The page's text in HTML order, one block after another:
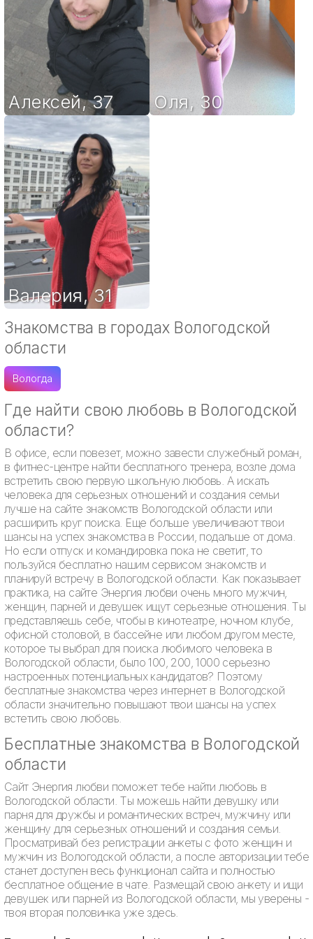
Алексей,37 Оля, 30
Валерия,31
Знакомства в городах Вологодской
области
Вологда
Где найти свою любовь в Вологодской
области?
В офисе, если повезет, можно завести служебный роман,
в фитнес-центре найти бесплатного тренера, возле дома
встретить свою первую школьную любовь. А искать
человека для серьезных отношений и создания семьи
лучше на сайте знакомств Вологодской области или
расширить круг поиска. Еще больше увеличивают твои
шансы на успех знакомства в России, подальше от дома.
Но если отпуск и командировка пока не светит, то
пользуйся бесплатно нашим сервисом знакомств и
планируй встречу в Вологодской области. Как показывает
практика, на сайте Энергия любви очень много мужчин,
женщин, парней и девушек ищут серьезные отношения. Ты
представляешь себе, чтобы в кинотеатре, ночном клубе,
офисной столовой, в бассейне или любом другом месте,
которое ты выбрал для поиска любимого человека в
Вологодской области, было 100, 200, 1000 серьезно
настроенных потенциальных кандидатов? Поэтому
бесплатные знакомства через интернет в Вологодской
области значительно повышают твои шансы на успех
встетить свою любовь.
Бесплатные знакомства в Вологодской
области
Сайт Энергия любви поможет тебе найти любовь в
Вологодской области. Ты можешь найти девушку или
парня для дружбы и романтических встреч, мужчину или
женщину для серьезных отношений и создания семьи.
Просматривай без регистрации анкеты с фото женщин и
мужчин из Вологодской области, а после авторизации тебе
станет доступен весь функционал сайта и полностью
бесплатное общение в чате. Размещай свою анкету и ищи
девушек или парней из Вологодской области, мы уверены -
твоя вторая половинка уже здесь.